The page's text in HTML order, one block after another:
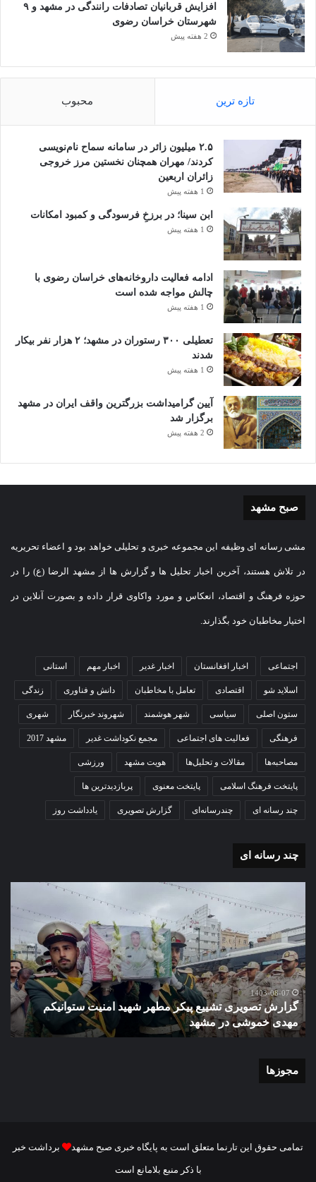
افزایش قربانیان تصادفات رانندگی در مشهد و ۹
شهرستان خراسان رضوی
2 هفته پیش
تازه ترین محبوب
۲.۵ میلیون زائر در سامانه سماح نام‌نویسی
کردند/ مهران همچنان نخستین مرز خروجی
زائران اربعین
1 هفته پیش
ابن سینا؛ در برزخِ فرسودگی و کمبود امکانات
1 هفته پیش
ادامه فعالیت داروخانه‌های خراسان رضوی با
چالش مواجه شده است
1 هفته پیش
تعطیلی ۳۰۰ رستوران در مشهد؛ ۲ هزار نفر بیکار
شدند
1 هفته پیش
آیین گرامیداشت بزرگترین واقف ایران در مشهد
برگزار شد
2 هفته پیش
صبح مشهد
مشی رسانه ای وظیفه این مجموعه خبری و تحلیلی خواهد بود و اعضاء تحریریه
در تلاش هستند، آخرین اخبار تحلیل ها و گزارش ها از مشهد الرضا (ع) را در
حوزه فرهنگ و اقتصاد، انعکاس و مورد واکاوی قرار داده و بصورت آنلاین در
اختیار مخاطبان خود بگذارند.
اجتماعی اخبار افغانستان اخبار غدیر اخبار مهم استانی
اسلاید شو اقتصادی تعامل با مخاطبان دانش و فناوری زندگی
ستون اصلی سیاسی شهر هوشمند شهروند خبرنگار شهری
فرهنگی فعالیت های اجتماعی مجمع نکوداشت غدیر مشهد 2017
مصاحبه‌ها مقالات و تحلیل‌ها هویت مشهد ورزشی
پایتخت فرهنگ اسلامی پایتخت معنوی پربازدیدترین ها
چند رسانه ای چندرسانه‌ای گزارش تصویری یادداشت روز
چند رسانه ای
تشییع
پیکر
مطهر
شهید
امنیت
ستوانیکم
مهدی
خموشی
در
1403-08-07
گزارش تصویری تشییع پیکر مطهر شهید امنیت ستوانیکم
مهدی خموشی در مشهد
با
مجوزها
تمامی حقوق این تارنما متعلق است به پایگاه خبری صبح مشهد برداشت خبر
با ذکر منبع بلامانع است